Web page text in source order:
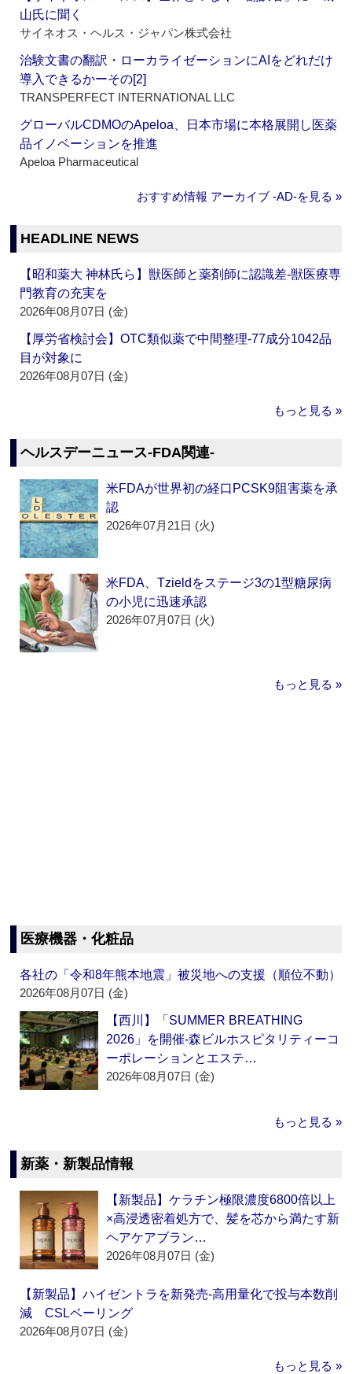
山氏に聞く
サイネオス・ヘルス・ジャパン株式会社
治験文書の翻訳・ローカライゼーションにAIをどれだけ
導入できるかーその[2]
TRANSPERFECT INTERNATIONAL LLC
グローバルCDMOのApeloa、日本市場に本格展開し医薬
品イノベーションを推進
Apeloa Pharmaceutical
おすすめ情報 アーカイブ ‐AD‐を見る »
HEADLINE NEWS
【昭和薬大 神林氏ら】獣医師と薬剤師に認識差‐獣医療専
門教育の充実を
2026年08月07日 (金)
【厚労省検討会】OTC類似薬で中間整理‐77成分1042品
目が対象に
2026年08月07日 (金)
もっと見る »
ヘルスデーニュース‐FDA関連‐
米FDAが世界初の経口PCSK9阻害薬を承
認
2026年07月21日 (火)
米FDA、Tzieldをステージ3の1型糖尿病
の小児に迅速承認
2026年07月07日 (火)
もっと見る »
医療機器・化粧品
各社の「令和8年熊本地震」被災地への支援（順位不動）
2026年08月07日 (金)
【西川】「SUMMER BREATHING
2026」を開催‐森ビルホスピタリティーコ
ーポレーションとエステ…
2026年08月07日 (金)
もっと見る »
新薬・新製品情報
【新製品】ケラチン極限濃度6800倍以上
×高浸透密着処方で、髪を芯から満たす新
ヘアケアブラン…
2026年08月07日 (金)
【新製品】ハイゼントラを新発売‐高用量化で投与本数削
減 CSLベーリング
2026年08月07日 (金)
もっと見る »